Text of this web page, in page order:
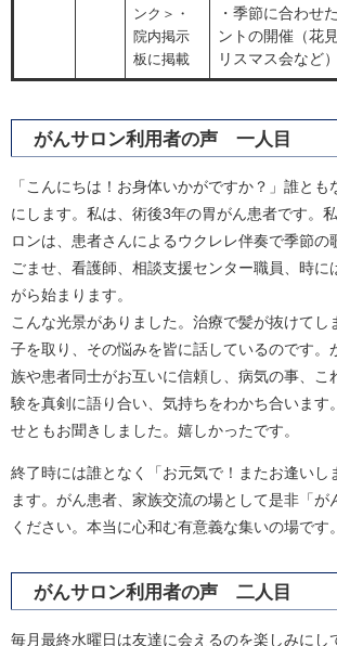
ンク＞ ・
院内掲示
板に掲載
・季節に合わせ
ントの開催（花
リスマス会など）
がんサロン利用者の声 一人目
「こんにちは！お身体いかがですか？」誰とも
にします。私は、術後3年の胃がん患者です。
ロンは、患者さんによるウクレレ伴奏で季節の
ごませ、看護師、相談支援センター職員、時に
がら始まります。
こんな光景がありました。治療で髪が抜けてし
子を取り、その悩みを皆に話しているのです。
族や患者同士がお互いに信頼し、病気の事、こ
験を真剣に語り合い、気持ちをわかち合います
せともお聞きしました。嬉しかったです。
終了時には誰となく「お元気で！またお逢いし
ます。がん患者、家族交流の場として是非「が
ください。本当に心和む有意義な集いの場です。
がんサロン利用者の声 二人目
毎月最終水曜日は友達に会えるのを楽しみにし